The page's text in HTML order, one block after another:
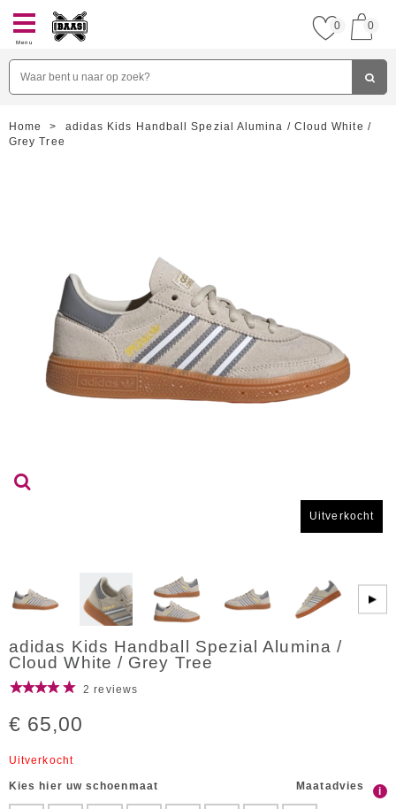
Menu
0 0
Home >
adidas Kids Handball Spezial Alumina / Cloud White /
Grey Tree
Uitverkocht
▶
adidas Kids Handball Spezial Alumina /
Cloud White / Grey Tree
2 reviews
€ 65,00
Uitverkocht
Kies hier uw schoenmaat Maatadvies i